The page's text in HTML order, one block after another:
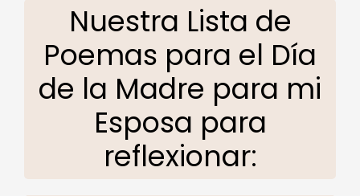
Nuestra Lista de
Poemas para el Día
de la Madre para mi
Esposa para
reflexionar: